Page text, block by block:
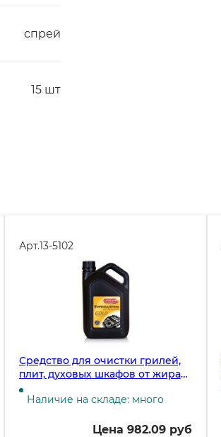
спрей
15 шт
Арт.13-5102
Средство для очистки грилей,
плит, духовых шкафов от жира
Unicum Gold, 3 литра
Наличие на складе: много
Цена 982.09 руб